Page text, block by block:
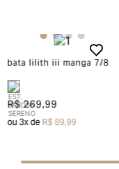
bata lilith iii manga 7/8
R$ 269,99
ou3x deR$ 89,99